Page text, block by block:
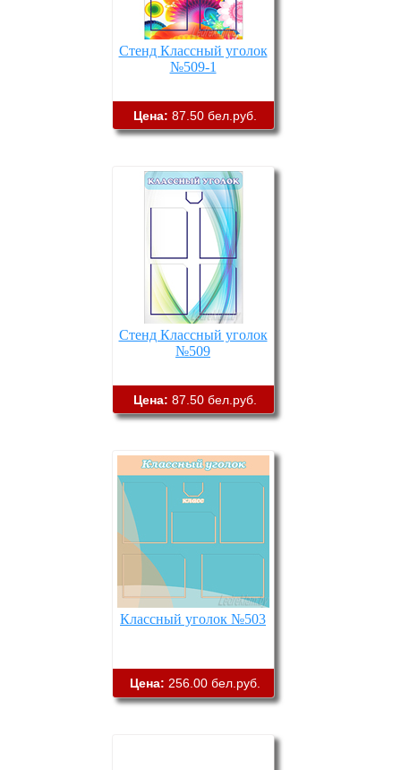
Стенд Классный уголок
№509-1
Цена: 87.50 бел.руб.
Стенд Классный уголок
№509
Цена: 87.50 бел.руб.
Классный уголок №503
Цена: 256.00 бел.руб.